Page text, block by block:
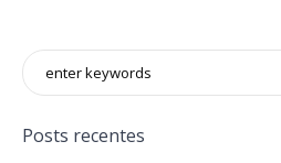
Posts recentes